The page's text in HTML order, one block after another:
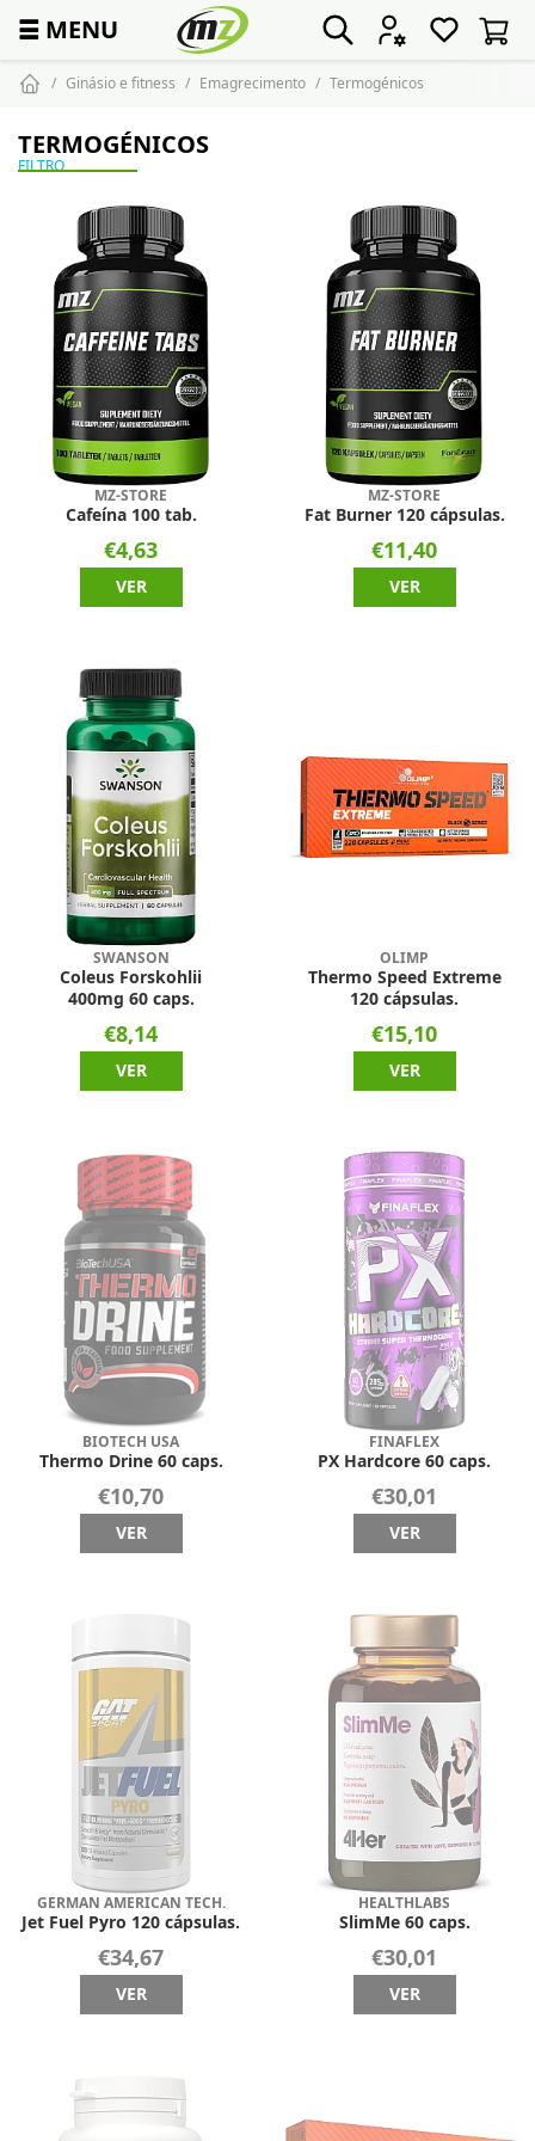
☰ MENU
Ginásio e fitness Emagrecimento Termogénicos
TERMOGÉNICOS
FILTRO
MZ-STORE
Cafeína 100 tab.
€4,63
VER
MZ-STORE
Fat Burner 120 cápsulas.
€11,40
VER
SWANSON
Coleus Forskohlii
400mg 60 caps.
€8,14
VER
OLIMP
Thermo Speed Extreme
120 cápsulas.
€15,10
VER
BIOTECH USA
Thermo Drine 60 caps.
€10,70
VER
FINAFLEX
PX Hardcore 60 caps.
€30,01
VER
GERMAN AMERICAN TECH.
Jet Fuel Pyro 120 cápsulas.
€34,67
VER
HEALTHLABS
SlimMe 60 caps.
€30,01
VER